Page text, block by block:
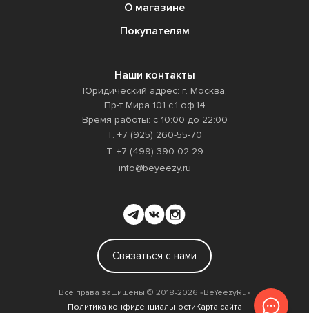
О магазине
Покупателям
Наши контакты
Юридический адрес: г. Москва,
Пр-т Мира 101 с.1 оф.14
Время работы: с 10:00 до 22:00
Т. +7 (925) 260-55-70
Т. +7 (499) 390-02-29
info@beyeezy.ru
Связаться с нами
Все права защищены ©️ 2018-2026 «BeYeezyRu»
Политика конфиденциальностиКарта сайта